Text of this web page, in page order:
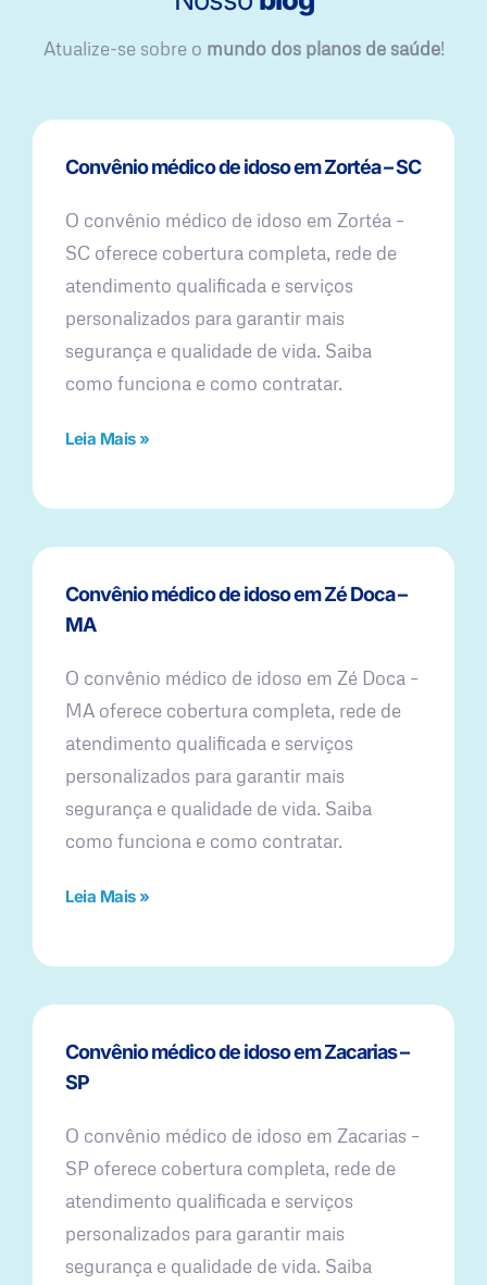
Atualize-se sobre o mundo dos planos de saúde!
Convênio médico de idoso em Zortéa – SC
O convênio médico de idoso em Zortéa –
SC oferece cobertura completa, rede de
atendimento qualificada e serviços
personalizados para garantir mais
segurança e qualidade de vida. Saiba
como funciona e como contratar.
Leia Mais »
Convênio médico de idoso em Zé Doca –
MA
O convênio médico de idoso em Zé Doca –
MA oferece cobertura completa, rede de
atendimento qualificada e serviços
personalizados para garantir mais
segurança e qualidade de vida. Saiba
como funciona e como contratar.
Leia Mais »
Convênio médico de idoso em Zacarias –
SP
O convênio médico de idoso em Zacarias –
SP oferece cobertura completa, rede de
atendimento qualificada e serviços
personalizados para garantir mais
segurança e qualidade de vida. Saiba